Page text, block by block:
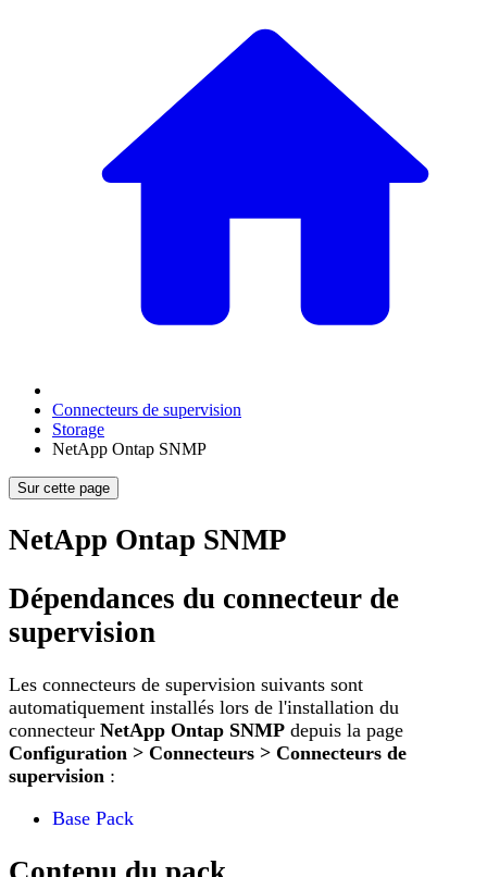
Connecteurs de supervision
Storage
NetApp Ontap SNMP
Sur cette page
NetApp Ontap SNMP
Dépendances du connecteur de
supervision
Les connecteurs de supervision suivants sont
automatiquement installés lors de l'installation du
connecteur NetApp Ontap SNMP depuis la page
Configuration > Connecteurs > Connecteurs de
supervision :
Base Pack